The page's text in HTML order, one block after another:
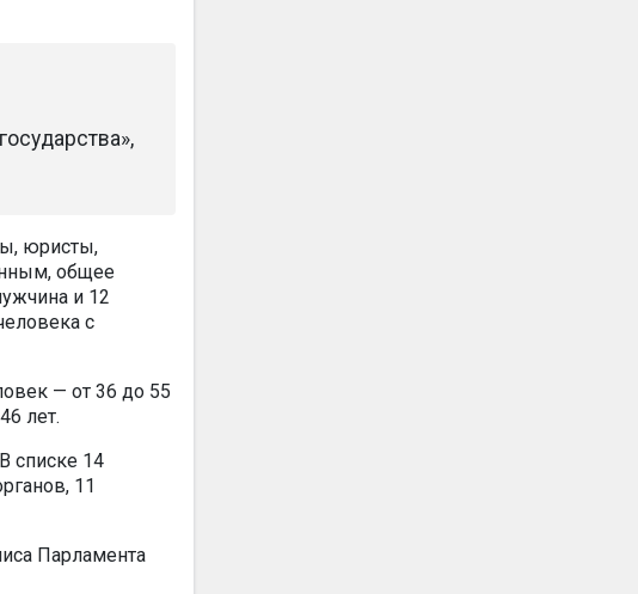
юристы,
общее
и 12
с
— от 36 до 55
лет.
списке 14
11
Парламента